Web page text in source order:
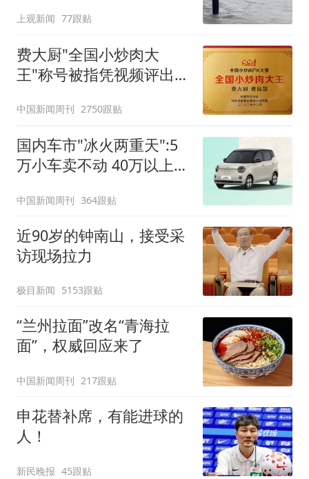
上观新闻 77跟贴
费大厨"全国小炒肉大
王"称号被指凭视频评出
中国新闻周刊 2750跟贴
国内车市"冰火两重天":5
万小车卖不动 40万以上的
中国新闻周刊 364跟贴
近90岁的钟南山，接受采
访现场拉力
极目新闻 5153跟贴
“兰州拉面”改名“青海拉
面”，权威回应来了
中国新闻周刊 217跟贴
申花替补席，有能进球的
人！
新民晚报 45跟贴